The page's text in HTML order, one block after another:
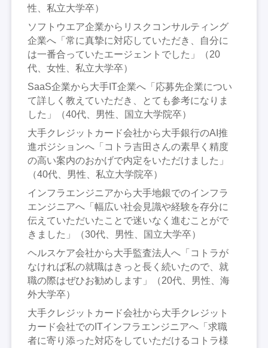
性、私立大学卒）
ソフトウエア企業からリスクコンサルティング
企業へ「常に真摯に対応していただき、自分に
は一番合っていたエージェントでした」（20
代、女性、私立大学卒）
SaaS企業から大手IT企業へ「応募先企業につい
て詳しく教えていただき、とても参考になりま
した」（40代、男性、国立大学院卒）
大手クレジットカード会社から大手銀行のAI推
進ポジションへ「コトラ吉田さんの素早く精度
の高い案内のおかげで内定をいただけました」
（40代、男性、私立大学院卒）
インフラエンジニアから大手地銀でのインフラ
エンジニアへ「幅広い社会見識や経験を存分に
伝えていただいたことで迷いなく進むことがで
きました」（30代、男性、国立大学卒）
ヘルスケア会社から大手監査法人へ「コトラが
なければ私の就職はきっと長く続いたので、就
職の際はぜひお勧めします」（20代、男性、海
外大学卒）
大手クレジットカード会社から大手クレジット
カード会社でのITインフラエンジニアへ「求職
者に寄り添った対応をしていただけるコトラ様